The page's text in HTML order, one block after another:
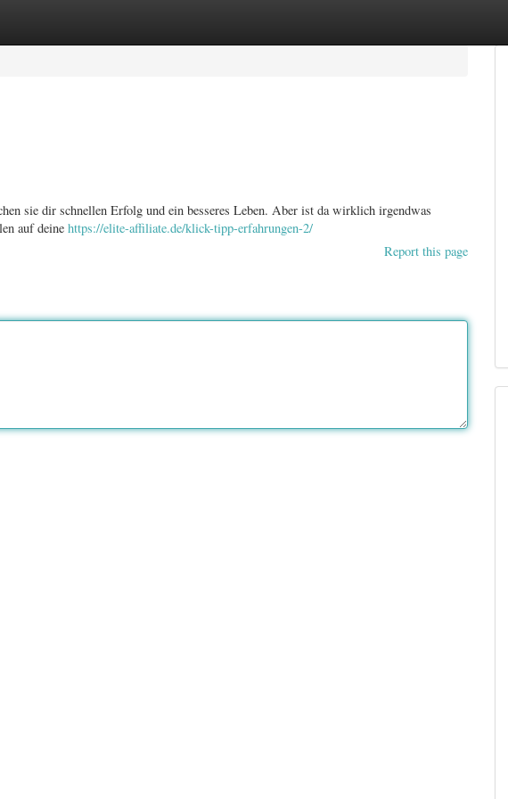
sie dir schnellen Erfolg und ein besseres Leben. Aber ist da wirklich irgendwas
auf deine https://elite-affiliate.de/klick-tipp-erfahrungen-2/
Report this page